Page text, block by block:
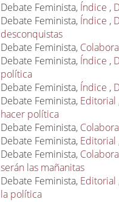
Debate Feminista, Índice ,
Debate Feminista, Índice ,
desconquistas
Debate Feminista,
Debate Feminista, Índice ,
política
Debate Feminista, Índice ,
Debate Feminista, Editorial
hacer política
Debate Feminista,
Debate Feminista, Editorial
Debate Feminista,
serán las mañanitas
Debate Feminista, Editorial
la política